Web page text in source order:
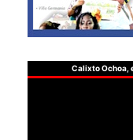
Calixto Ochoa,